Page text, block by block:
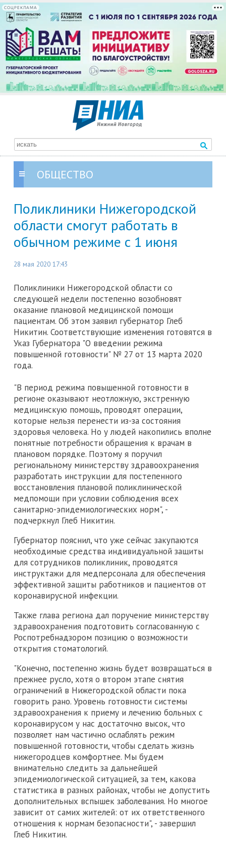
СОЦРЕКЛАМА
ОБЩЕСТВО
Поликлиники Нижегородской
области смогут работать в
обычном режиме с 1 июня
28 мая 2020 17:43
Поликлиники Нижегородской области со
следующей недели постепенно возобновят
оказание плановой медицинской помощи
пациентам. Об этом заявил губернатор Глеб
Никитин. Соответствующие изменения готовятся в
Указ Губернатора "О введении режима
повышенной готовности" № 27 от 13 марта 2020
года.
"В период режима повышенной готовности в
регионе оказывают неотложную, экстренную
медицинскую помощь, проводят операции,
которые нельзя перенести из-за состояния
здоровья человека. Но у людей накопились вполне
понятные потребности обращения к врачам в
плановом порядке. Поэтому я поручил
региональному министерству здравоохранения
разработать инструкции для постепенного
восстановления плановой поликлинической
медпомощи при условии соблюдения всех
санитарно-эпидемиологических норм", -
подчеркнул Глеб Никитин.
Губернатор пояснил, что уже сейчас закупаются
необходимые средства индивидуальной защиты
для сотрудников поликлиник, проводятся
инструктажи для медперсонала для обеспечения
эффективной защиты работников и пациентов от
коронавирусной инфекции.
Также глава региона дал поручение министерству
здравоохранения подготовить согласованную с
Роспотребнадзором позицию о возможности
открытия стоматологий.
"Конечно, постепенно жизнь будет возвращаться в
прежнее русло, хотя о втором этапе снятия
ограничений в Нижегородской области пока
говорить рано. Уровень готовности системы
здравоохранения к приему и лечению больных с
коронавирусом у нас достаточно высок, что
позволяет нам частично ослаблять режим
повышенной готовности, чтобы сделать жизнь
нижегородцев комфортнее. Мы будем
внимательно следить за дальнейшей
эпидемиологической ситуацией, за тем, какова
статистика в разных районах, чтобы не допустить
дополнительных вспышек заболевания. Но многое
зависит от самих жителей: от их ответственного
отношения к нормам безопасности", - завершил
Глеб Никитин.